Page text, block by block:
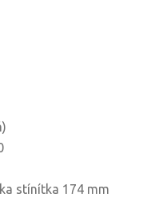
stínítka 174 mm